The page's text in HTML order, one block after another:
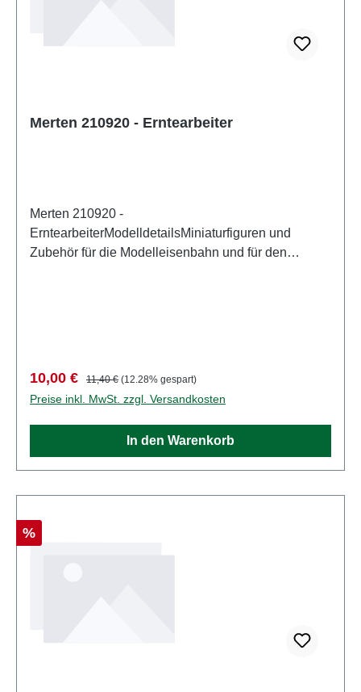
Merten 210920 - Erntearbeiter
Merten 210920 -
ErntearbeiterModelldetailsMiniaturfiguren und
Zubehör für die Modelleisenbahn und für den
auf. Eigenschaften: Hersteller: MertenArtikelnummer:
2943Stückzahl: Set aus mehreren TeilenEAN:
4041032000244Produktart: FigurenSpur:
H0Maßstab: 1:87Altersempfehlung: ab 14 Jahren
Verkaufspreis:
10,00 € Regulärer Preis:
11,40 € (12.28% gespart)
Preise inkl. MwSt. zzgl. Versandkosten
In den Warenkorb
Rabatt
%